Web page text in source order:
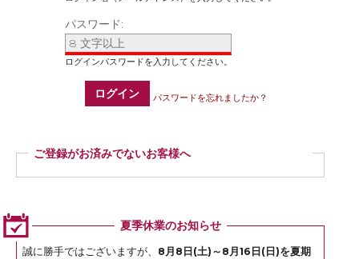
パスワード:
ログイン パスワードを忘れましたか？
ご登録がお済みでないお客様へ
ご登録いただくと商品ご購入の際、お届け先情報などを毎回ご入力いただかなく
夏季休業のお知らせ
誠に勝手ではございますが、 8月8日(土)～8月16日(日)を夏期